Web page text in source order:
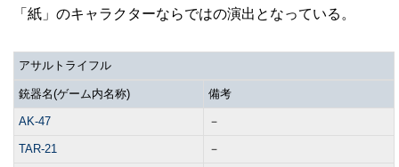
「紙」のキャラクターならではの演出となっている。
アサルトライフル
銃器名(ゲーム内名称) 備考
AK-47 －
TAR-21 －